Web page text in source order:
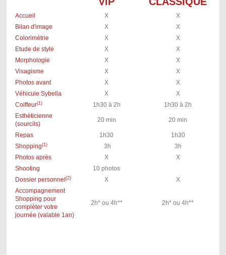
Accueil X
X
Bilan d'image
X
X
Colorimétrie
X
X
Etude de style
X
X
Morphologie
X
X
Visagisme
X
X
Photos avant
X
X
Véhicule Sybella
X
X
Coiffeur(1) 1h30 à 2h
1h30 à 2h
Esthéticienne
(sourcils)
20 min 20 min
Repas 1h30
1h30
Shopping(1) 3h
3h
Photos après
X
X
Shooting
10 photos
Dossier personnel (2) X
X
Accompagnement
Shopping pour
compléter votre
journée (valable 1an)
2h* ou 4h** 2h* ou 4h**